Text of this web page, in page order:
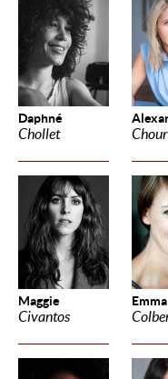
Daphné
Chollet
Maggie
Civantos
Emma